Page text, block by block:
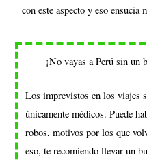
con este aspecto y eso ensucia
¡No vayas a Perú sin un
Los imprevistos en los viajes
únicamente médicos. Puede
robos, motivos por los que
eso, te recomiendo llevar un